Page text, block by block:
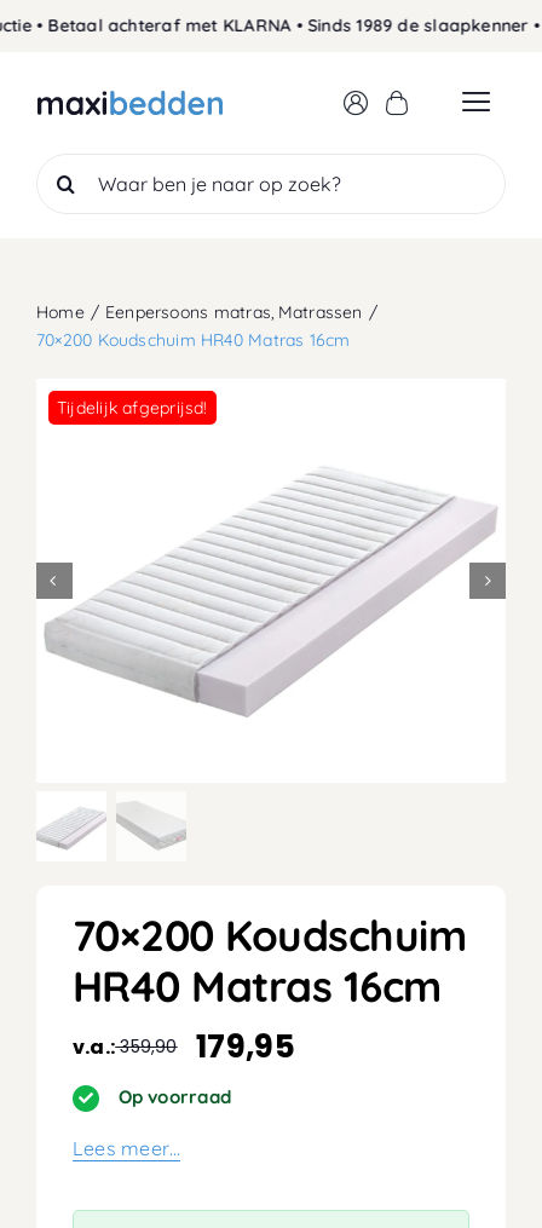
Betaal achteraf met KLARNA • Sinds 1989 de slaapkenner •
Search
for:
Home Eenpersoons matras Matrassen
70×200 Koudschuim HR40 Matras 16cm
Tijdelijk afgeprijsd!
70×200 Koudschuim
HR40 Matras 16cm
v.a.:359,90
Oorspronkelijke
prijs
was:
359,90.
179,95
Huidige
prijs
is:
179,95.
Op voorraad
Lees meer…